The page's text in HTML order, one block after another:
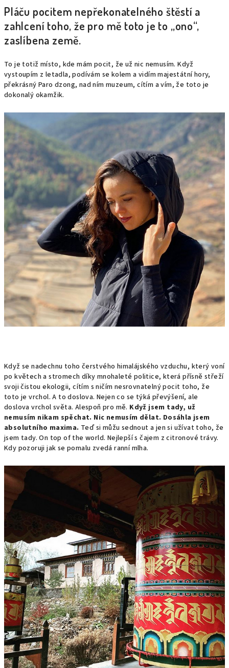
Pláču pocitem nepřekonatelného štěstí a
zahlcení toho, že pro mě toto je to „ono“,
zaslíbena země.
To je totiž místo, kde mám pocit, že už nic nemusím. Když
vystoupím z letadla, podívám se kolem a vidím majestátní hory,
překrásný Paro dzong, nad ním muzeum, cítím a vím, že toto je
dokonalý okamžik.
Když se nadechnu toho čerstvého himalájského vzduchu, který voní
po květech a stromech díky mnohaleté politice, která přísně střeží
svoji čistou ekologii, cítím s ničím nesrovnatelný pocit toho, že
toto je vrchol. A to doslova. Nejen co se týká převýšení, ale
doslova vrchol světa. Alespoň pro mě. Když jsem tady, už
nemusím nikam spěchat. Nic nemusím dělat. Dosáhla jsem
absolutního maxima. Teď si můžu sednout a jen si užívat toho, že
jsem tady. On top of the world. Nejlepší s čajem z citronové trávy.
Kdy pozoruji jak se pomalu zvedá ranní mlha.